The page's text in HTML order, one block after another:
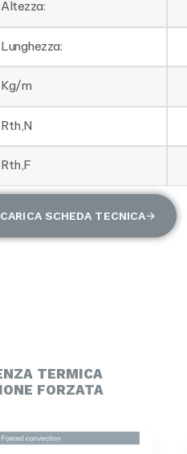
Altezza:
Lunghezza:
Kg/m
Rth,N
Rth,F
SCHEDA TECNICA
TERMICA
FORZATA